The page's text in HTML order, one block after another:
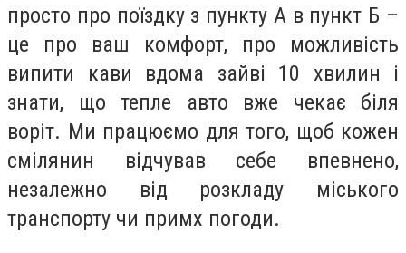
просто про поїздку з пункту А в пункт Б –
це про ваш комфорт, про можливість
випити кави вдома зайві 10 хвилин і
знати, що тепле авто вже чекає біля
воріт. Ми працюємо для того, щоб кожен
смілянин відчував себе впевнено,
незалежно від розкладу міського
транспорту чи примх погоди.